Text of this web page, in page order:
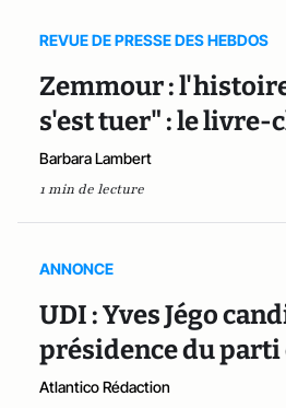
REVUE DE PRESSE DES HEBDOS
Zemmour :
s'est tuer" : le livre-
Barbara Lambert
1 min de lecture
ANNONCE
UDI : Yves Jégo
présidence du
Atlantico Rédaction